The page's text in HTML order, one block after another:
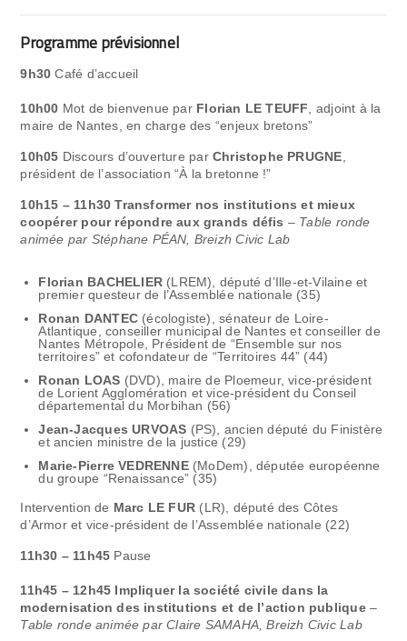
Programme prévisionnel
9h30 Café d’accueil
10h00 Mot de bienvenue par Florian LE TEUFF , adjoint à la
maire de Nantes, en charge des “enjeux bretons”
10h05 Discours d’ouverture par Christophe PRUGNE
président de l’association “À la bretonne !”
10h15 – 11h30 Transformer nos institutions et mieux
coopérer pour répondre aux grands défis – Table ronde
animée par Stéphane PÉAN, Breizh Civic Lab
Florian BACHELIER(LREM), député d’Ille-et-Vilaine et
premier questeur de l’Assemblée nationale (35)
Ronan DANTEC(écologiste), sénateur de Loire-
Atlantique, conseiller municipal de Nantes et conseiller de
Nantes Métropole, Président de “Ensemble sur nos
territoires” et cofondateur de “Territoires 44” (44)
Ronan LOAS (DVD), maire de Ploemeur, vice-président
de Lorient Agglomération et vice-président du Conseil
départemental du Morbihan (56)
Jean-Jacques URVOAS (PS), ancien député du Finistère
et ancien ministre de la justice (29)
Marie-Pierre VEDRENNE(MoDem), députée européenne
du groupe “Renaissance” (35)
Intervention de Marc LE FUR (LR), député des Côtes
d’Armor et vice-président de l’Assemblée nationale (22)
11h30 – 11h45 Pause
11h45 – 12h45 Impliquer la société civile dans la
modernisation des institutions et de l’action publique–
Table ronde animée par Claire SAMAHA, Breizh Civic Lab